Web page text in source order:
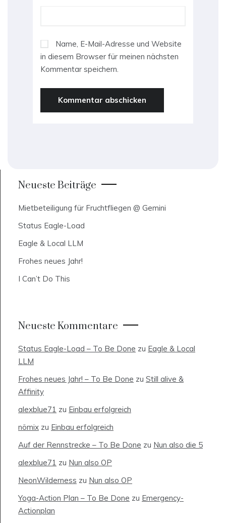
Name, E-Mail-Adresse und Website
in diesem Browser für meinen nächsten
Kommentar speichern.
Neueste Beiträge
Mietbeteiligung für Fruchtfliegen @ Gemini
Status Eagle-Load
Eagle & Local LLM
Frohes neues Jahr!
I Can’t Do This
Neueste Kommentare
Status Eagle-Load – To Be Done zu Eagle & Local
LLM
Frohes neues Jahr! – To Be Done zu Still alive &
Affinity
alexblue71 zu Einbau erfolgreich
nömix zu Einbau erfolgreich
Auf der Rennstrecke – To Be Done zu Nun also die 5
alexblue71 zu Nun also OP
NeonWilderness zu Nun also OP
Yoga-Action Plan – To Be Done zu Emergency-
Actionplan